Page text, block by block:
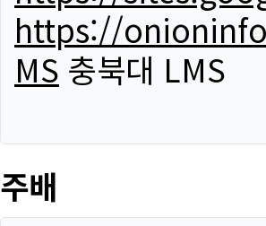
https://
MS 충북대 LMS
주배